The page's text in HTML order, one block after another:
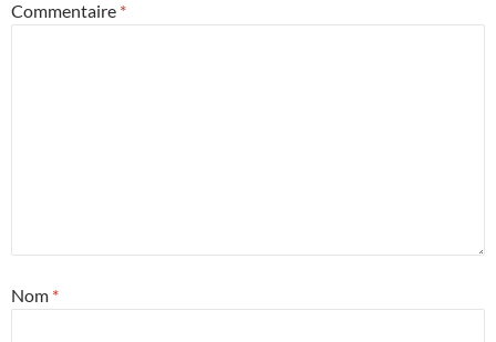
Commentaire *
Nom *